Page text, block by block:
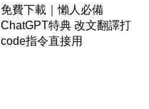
免費下載｜懶人必備
ChatGPT特典 改文翻譯打
code指令直接用